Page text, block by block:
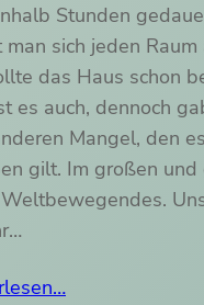
Stunden
man sich jeden Raum
das Haus schon
es auch, dennoch
Mangel, den
gilt. Im großen und